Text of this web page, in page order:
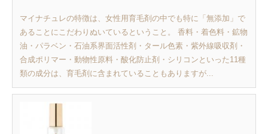
マイナチュレの特徴は、女性用育毛剤の中でも特に「無添加」で
あることにこだわりぬいているということ。 香料・着色料・鉱物
油・パラベン・石油系界面活性剤・タール色素・紫外線吸収剤・
合成ポリマー・動物性原料・酸化防止剤・シリコンといった11種
類の成分は、育毛剤に含まれていることもありますが...